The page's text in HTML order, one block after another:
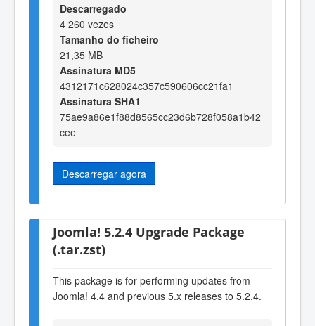
Descarregado
4 260 vezes
Tamanho do ficheiro
21,35 MB
Assinatura MD5
4312171c628024c357c590606cc21fa1
Assinatura SHA1
75ae9a86e1f88d8565cc23d6b728f058a1b42
cee
Descarregar agora
Joomla! 5.2.4 Upgrade Package
(.tar.zst)
This package is for performing updates from
Joomla! 4.4 and previous 5.x releases to 5.2.4.